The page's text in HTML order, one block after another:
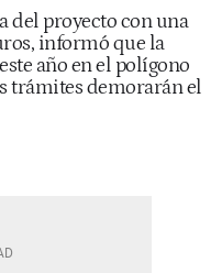
del proyecto con una
informó que la
año en el polígono
trámites demorarán el